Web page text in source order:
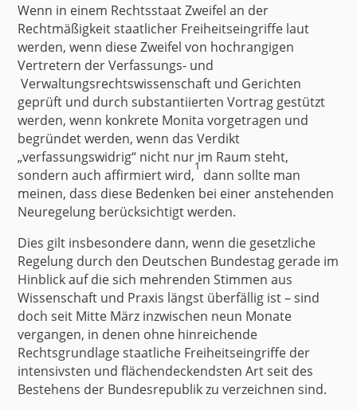
Wenn in einem Rechtsstaat Zweifel an der
Rechtmäßigkeit staatlicher Freiheitseingriffe laut
werden, wenn diese Zweifel von hochrangigen
Vertretern der Verfassungs- und
Verwaltungsrechtswissenschaft und Gerichten
geprüft und durch substantiierten Vortrag gestützt
werden, wenn konkrete Monita vorgetragen und
begründet werden, wenn das Verdikt
„verfassungswidrig“ nicht nur im Raum steht,
sondern auch affirmiert wird,
1
dann sollte man
meinen, dass diese Bedenken bei einer anstehenden
Neuregelung berücksichtigt werden.
Dies gilt insbesondere dann, wenn die gesetzliche
Regelung durch den Deutschen Bundestag gerade im
Hinblick auf die sich mehrenden Stimmen aus
Wissenschaft und Praxis längst überfällig ist – sind
doch seit Mitte März inzwischen neun Monate
vergangen, in denen ohne hinreichende
Rechtsgrundlage staatliche Freiheitseingriffe der
intensivsten und flächendeckendsten Art seit des
Bestehens der Bundesrepublik zu verzeichnen sind.